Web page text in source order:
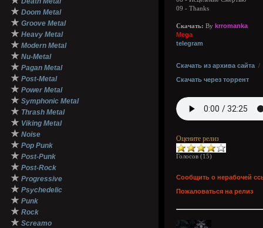
★ Doom Metal
★ Groove Metal
★ Heavy Metal
★ Modern Metal
★ Nu-Metal
★ Pagan Metal
★ Post-Metal
★ Power Metal
★ Symphonic Metal
★ Thrash Metal
★ Viking Metal
★ Noise
★ Pop Punk
★ Post-Punk
★ Post-Rock
★ Progressive
★ Psychedelic
★ Punk
★ Rock
★ Screamo
09 - Thanks
Скачать: By krromanka
Mega
telegram
Скачать из архива сайта /
Скачать через торрент
Оцените релиз
Голосов (15)
Сообщить о нерабочей
Пожаловаться на релиз